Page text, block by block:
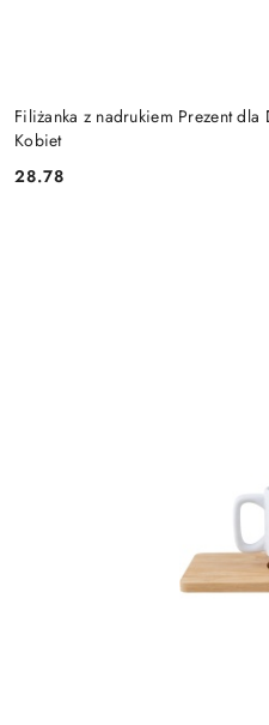
Filiżanka z nadrukiem Prezent
Kobiet
Cena:
28.78